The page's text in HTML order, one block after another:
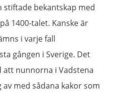
stiftade bekantskap med
1400-talet. Kanske är
i varje fall
gången i Sverige. Det
att nunnorna i Vadstena
med sådana kakor som